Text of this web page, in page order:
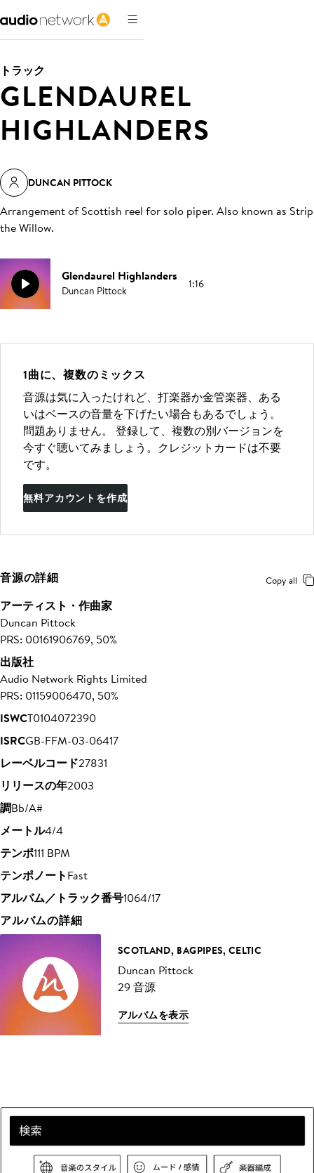
トラック
GLENDAUREL
HIGHLANDERS
DUNCAN PITTOCK
Arrangement of Scottish reel for solo piper. Also known as Strip
the Willow.
Glendaurel Highlanders
Duncan Pittock 1:16
1曲に、複数のミックス
音源は気に入ったけれど、打楽器か金管楽器、ある
いはベースの音量を下げたい場合もあるでしょう。
問題ありません。 登録して、複数の別バージョンを
今すぐ聴いてみましょう。クレジットカードは不要
です。
無料アカウントを作成
音源の詳細 Copy all
アーティスト・作曲家
Duncan Pittock
PRS: 00161906769, 50%
出版社
Audio Network Rights Limited
PRS: 01159006470, 50%
ISWCT0104072390
ISRCGB-FFM-03-06417
レーベルコード27831
リリースの年2003
調Bb/A#
メートル4/4
テンポ111 BPM
テンポノートFast
アルバム／トラック番号1064/17
アルバムの詳細
SCOTLAND, BAGPIPES, CELTIC
Duncan Pittock
29 音源
アルバムを表示